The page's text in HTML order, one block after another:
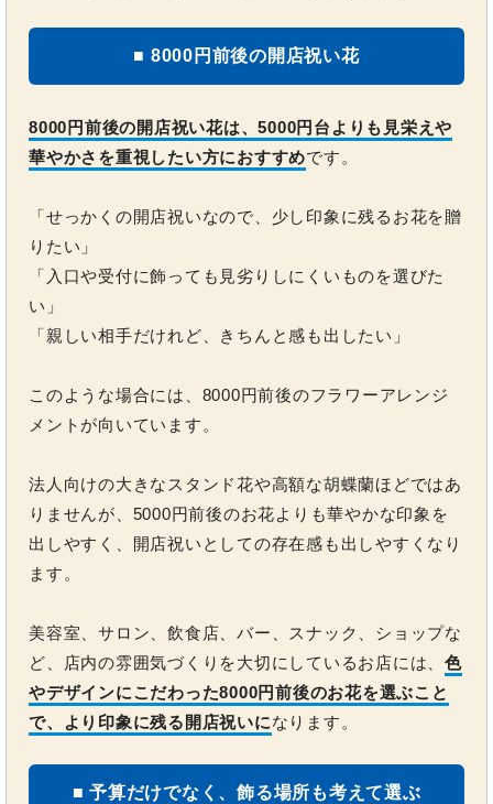
■ 8000円前後の開店祝い花
8000円前後の開店祝い花は、5000円台よりも見栄えや
華やかさを重視したい方におすすめです。
「せっかくの開店祝いなので、少し印象に残るお花を贈
りたい」
「入口や受付に飾っても見劣りしにくいものを選びた
い」
「親しい相手だけれど、きちんと感も出したい」
このような場合には、8000円前後のフラワーアレンジ
メントが向いています。
法人向けの大きなスタンド花や高額な胡蝶蘭ほどではあ
りませんが、5000円前後のお花よりも華やかな印象を
出しやすく、開店祝いとしての存在感も出しやすくなり
ます。
美容室、サロン、飲食店、バー、スナック、ショップな
ど、店内の雰囲気づくりを大切にしているお店には、 色
やデザインにこだわった8000円前後のお花を選ぶこと
で、より印象に残る開店祝いになります。
■ 予算だけでなく、飾る場所も考えて選ぶ